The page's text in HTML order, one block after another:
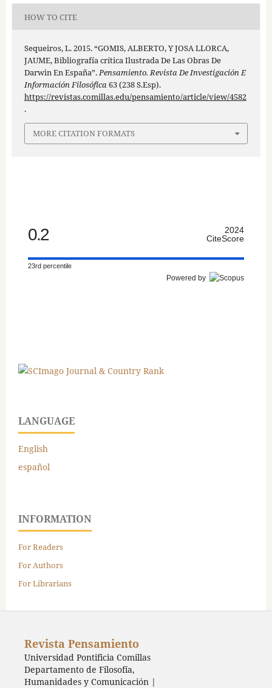
HOW TO CITE
Sequeiros, L. 2015. “GOMIS, ALBERTO, Y JOSA LLORCA,
JAUME, Bibliografía crítica Ilustrada De Las Obras De
Darwin En España”.Pensamiento. Revista De Investigación E
Información Filosófica63 (238 S.Esp).
https://revistas.comillas.edu/pensamiento/article/view/4582
.
MORE CITATION FORMATS
0.2
2024
CiteScore
23rd percentile
Powered by
LANGUAGE
English
español
INFORMATION
For Readers
For Authors
For Librarians
Revista Pensamiento
Universidad Pontificia Comillas
Departamento de Filosofía,
Humanidades y Comunicación |